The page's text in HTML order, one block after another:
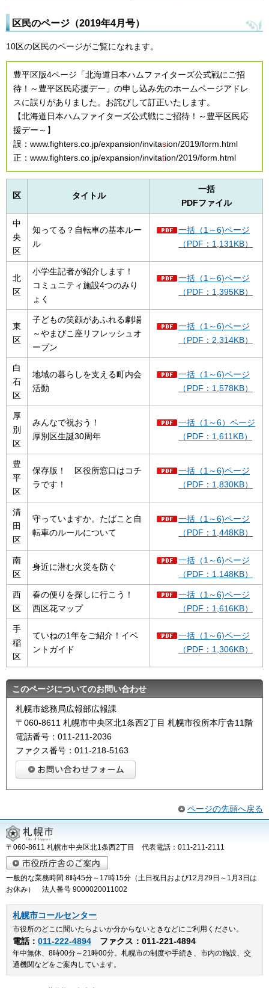
区民のページ（2019年4月号）
10区の区民のページがご覧になれます。
豊平区版4ページ「北海道日本ハムファイターズ公式戦にご招
待！～豊平区民応援デー」の申し込み先のホームページアドレ
スに誤りがありました。お詫びして訂正いたします。
【北海道日本ハムファイターズ公式戦にご招待！～豊平区民応
援デー～】
誤：www.fighters.co.jp/expansion/invitasion/2019/form.html
正：www.fighters.co.jp/expansion/invitation/2019/form.html
区 タイトル
一括
PDFファイル
中
央
区
知ってる？自転車の基本ルー
ル
一括（1～6)ページ
（PDF：1,131KB）
北
区
小学生記者が紹介します！
コミュニティ施設4つのみり
ょく
一括（1～6)ページ
（PDF：1,395KB）
東
区
子どもの笑顔があふれる劇場
～やまびこ座リフレッシュオ
ープン
一括（1～6)ページ
（PDF：2,314KB）
白
石
区
地域の暮らしを支える町内会
活動
一括（1～6)ページ
（PDF：1,578KB）
厚
別
区
みんなで祝おう！
厚別区生誕30周年
一括（1～6）ページ
（PDF：1,611KB）
豊
平
区
保存版！ 区役所窓口はコチ
ラです！
一括（1～6)ページ
（PDF：1,830KB）
清
田
区
守っていますか。たばこと自
転車のルールについて
一括（1～6)ページ
（PDF：1,448KB）
南
区
身近に潜む火災を防ぐ
一括（1～6)ページ
（PDF：1,148KB）
西
区
春の便りを探しに行こう！
西区花マップ
一括（1～6)ページ
（PDF：1,616KB）
手
稲
区
ていねの1年をご紹介！イベ
ントガイド
一括（1～6)ページ
（PDF：1,306KB）
このページについてのお問い合わせ
札幌市総務局広報部広報課
〒060-8611 札幌市中央区北1条西2丁目 札幌市役所本庁舎11階
電話番号：011-211-2036
ファクス番号：011-218-5163
ページの先頭へ戻る
〒060-8611 札幌市中央区北1条西2丁目 代表電話：011-211-2111
一般的な業務時間 8時45分～17時15分（土日祝日および12月29日～1月3日は
お休み） 法人番号 9000020011002
札幌市コールセンター
市役所のどこに聞いたらよいか分からないときなどにご利用ください。
電話： 011-222-4894 ファクス：011-221-4894
年中無休、8時00分～21時00分。札幌市の制度や手続き、市内の施設、交
通機関などをご案内しています。